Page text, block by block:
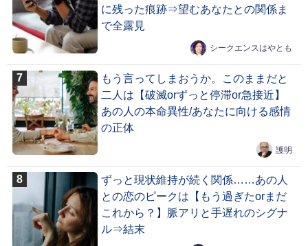
に残った痕跡⇒望むあなたとの関係ま
で全露見
シークエンスはやとも
もう言ってしまおうか。このままだと
二人は【破滅orずっと停滞or急接近】
あの人の本命異性/あなたに向ける感情
の正体
護明
ずっと現状維持が続く関係……あの人
との恋のピークは【もう過ぎたorまだ
これから？】脈アリと手遅れのシグナ
ル⇒結末